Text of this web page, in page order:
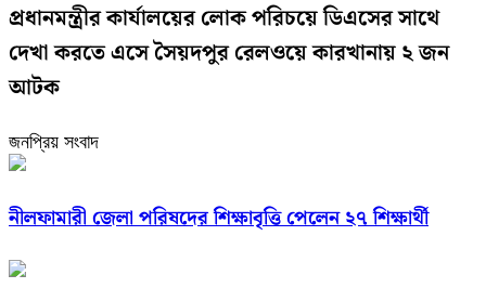
প্রধানমন্ত্রীর কার্যালয়ের লোক পরিচয়ে ডিএসের সাথে
দেখা করতে এসে সৈয়দপুর রেলওয়ে কারখানায় ২ জন
আটক
জনপ্রিয় সংবাদ
নীলফামারী জেলা পরিষদের শিক্ষাবৃত্তি পেলেন ২৭ শিক্ষার্থী